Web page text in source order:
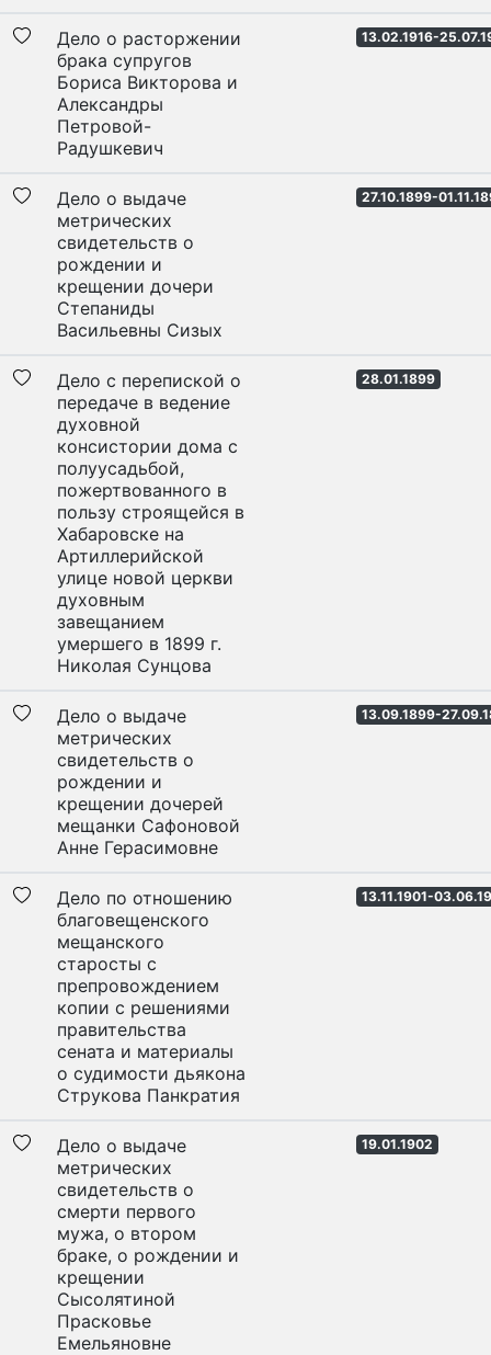
Дело о расторжении
брака супругов
Бориса Викторова и
Александры
Петровой-
Радушкевич
13.02.1916-
Дело о выдаче
метрических
свидетельств о
рождении и
крещении дочери
Степаниды
Васильевны Сизых
27.10.1899-
Дело с перепиской о
передаче в ведение
духовной
консистории дома с
полуусадьбой,
пожертвованного в
пользу строящейся в
Хабаровске на
Артиллерийской
улице новой церкви
духовным
завещанием
умершего в 1899 г.
Николая Сунцова
28.01.1899
Дело о выдаче
метрических
свидетельств о
рождении и
крещении дочерей
мещанки Сафоновой
Анне Герасимовне
13.09.1899-
Дело по отношению
благовещенского
мещанского
старосты с
препровождением
копии с решениями
правительства
сената и материалы
о судимости дьякона
Струкова Панкратия
13.11.1901-
Дело о выдаче
метрических
свидетельств о
смерти первого
мужа, о втором
браке, о рождении и
крещении
Сысолятиной
Прасковье
Емельяновне
19.01.1902